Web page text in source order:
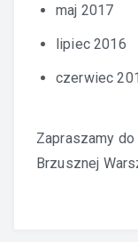
maj 2017
lipiec 2016
czerwiec
Zapraszamy
Brzusznej